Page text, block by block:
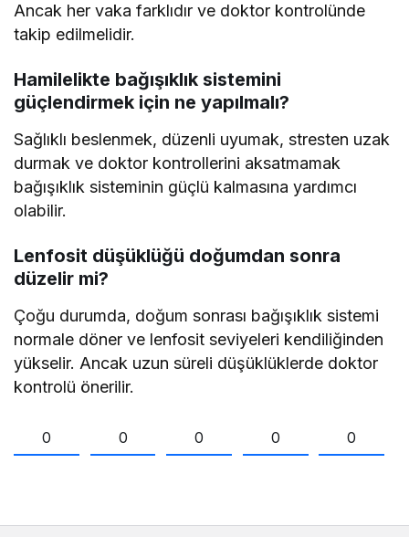
Ancak her vaka farklıdır ve doktor kontrolünde
takip edilmelidir.
Hamilelikte bağışıklık sistemini
güçlendirmek için ne yapılmalı?
Sağlıklı beslenmek, düzenli uyumak, stresten uzak
durmak ve doktor kontrollerini aksatmamak
bağışıklık sisteminin güçlü kalmasına yardımcı
olabilir.
Lenfosit düşüklüğü doğumdan sonra
düzelir mi?
Çoğu durumda, doğum sonrası bağışıklık sistemi
normale döner ve lenfosit seviyeleri kendiliğinden
yükselir. Ancak uzun süreli düşüklüklerde doktor
kontrolü önerilir.
0 0 0 0 0